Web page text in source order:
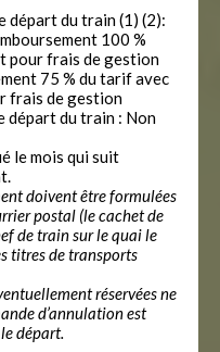
départ du train (1) (2):
100 %
pour frais de gestion
75 % du tarif avec
frais de gestion
départ du train : Non
le mois qui suit
doivent être formulées
postal (le cachet de
de train sur le quai le
titres de transports
réservées ne
d’annulation est
départ.